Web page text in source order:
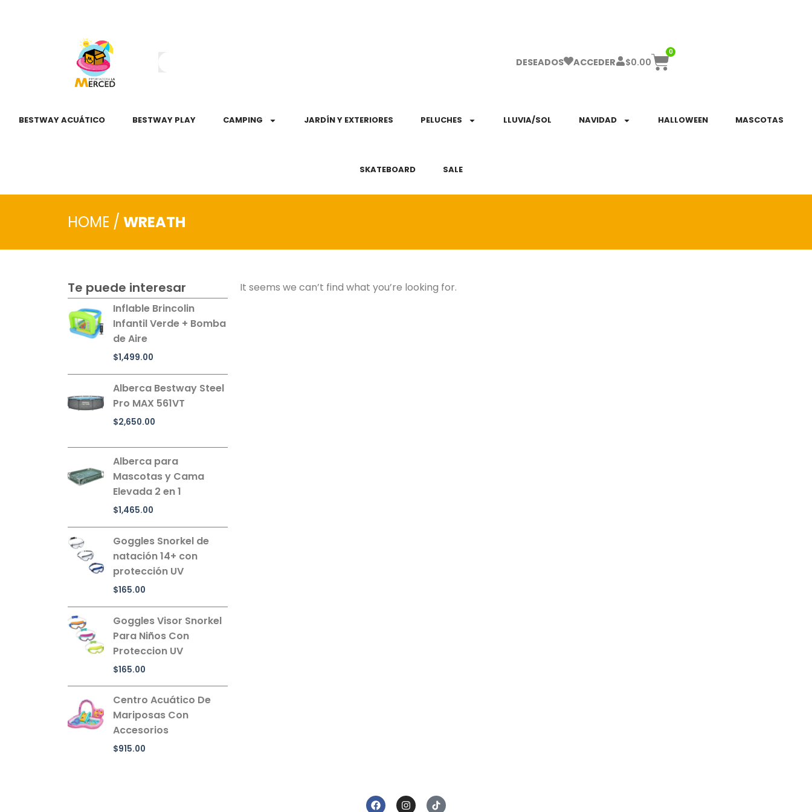
DESEADOS ACCEDER $0.00
0
BESTWAY ACUÁTICO BESTWAY PLAY CAMPING JARDÍN Y EXTERIORES PELUCHES LLUVIA/SOL NAVIDAD HALLOWEEN MASCOTAS
SKATEBOARD SALE
HOME / WREATH
Te puede interesar
Inflable Brincolin
Infantil Verde + Bomba
de Aire
$1,499.00
Alberca Bestway Steel
Pro MAX 561VT
$2,650.00
Alberca para
Mascotas y Cama
Elevada 2 en 1
$1,465.00
Goggles Snorkel de
natación 14+ con
protección UV
$165.00
Goggles Visor Snorkel
Para Niños Con
Proteccion UV
$165.00
Centro Acuático De
Mariposas Con
Accesorios
$915.00
It seems we can’t find what you’re looking for.